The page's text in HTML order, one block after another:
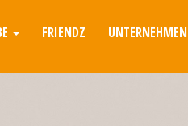
FRIENDZ UNTERNEHMEN